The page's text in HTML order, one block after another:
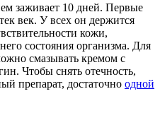
заживает 10 дней. Первые
век. У всех он держится
кожи,
состояния организма. Для
смазывать кремом с
Чтобы снять отечность,
препарат, достаточно одной